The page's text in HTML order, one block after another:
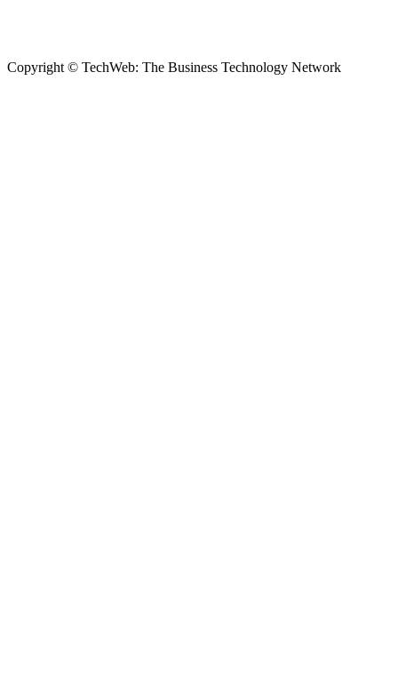
Copyright © TechWeb: The Business Technology Network